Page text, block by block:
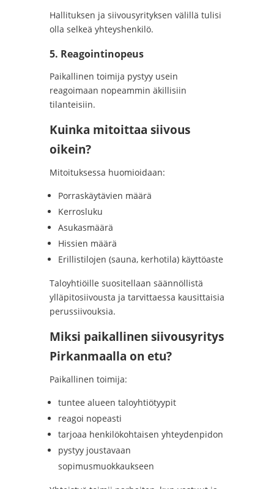
Hallituksen ja siivousyrityksen välillä tulisi
olla selkeä yhteyshenkilö.
5. Reagointinopeus
Paikallinen toimija pystyy usein
reagoimaan nopeammin äkillisiin
tilanteisiin.
Kuinka mitoittaa siivous
oikein?
Mitoituksessa huomioidaan:
Porraskäytävien määrä
Kerrosluku
Asukasmäärä
Hissien määrä
Erillistilojen (sauna, kerhotila) käyttöaste
Taloyhtiöille suositellaan säännöllistä
ylläpitosiivousta ja tarvittaessa kausittaisia
perussiivouksia.
Miksi paikallinen siivousyritys
Pirkanmaalla on etu?
Paikallinen toimija:
tuntee alueen taloyhtiötyypit
reagoi nopeasti
tarjoaa henkilökohtaisen yhteydenpidon
pystyy joustavaan
sopimusmuokkaukseen